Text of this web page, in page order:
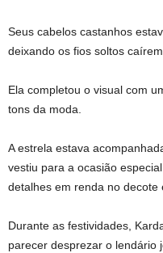
Seus cabelos castanhos
deixando os fios soltos
Ela completou o visual com
tons da moda.
A estrela estava
vestiu para a ocasião
detalhes em renda no decote
Durante as festividades,
parecer desprezar o lendário